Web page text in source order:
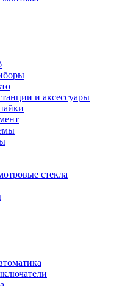
и аксессуары
стекла